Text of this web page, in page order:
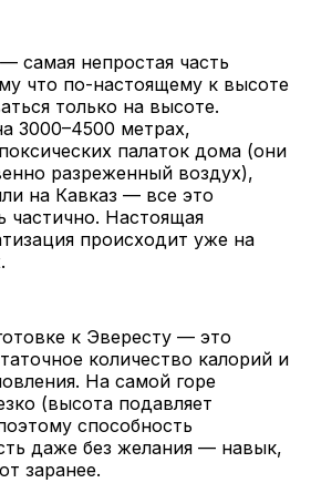
— самая непростая часть
что по-настоящему к высоте
только на высоте.
3000–4500 метрах,
палаток дома (они
разреженный воздух),
на Кавказ — все это
частично. Настоящая
происходит уже на
к Эвересту — это
количество калорий и
На самой горе
(высота подавляет
способность
даже без желания — навык,
заранее.